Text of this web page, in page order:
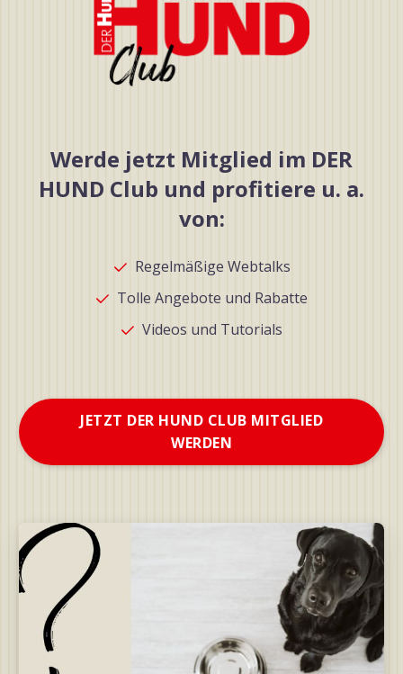
Werde jetzt Mitglied im DER
HUND Club und profitiere u. a.
von:
Regelmäßige Webtalks
Tolle Angebote und Rabatte
Videos und Tutorials
JETZT DER HUND CLUB MITGLIED
WERDEN